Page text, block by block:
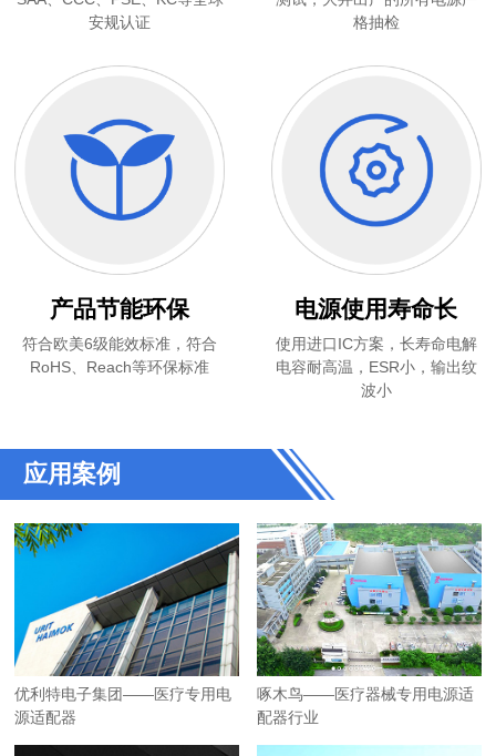
安规认证
格抽检
产品节能环保
符合欧美6级能效标准，符合
RoHS、Reach等环保标准
电源使用寿命长
使用进口IC方案，长寿命电解
电容耐高温，ESR小，输出纹
波小
应用案例
优利特电子集团——医疗专用电
源适配器
啄木鸟——医疗器械专用电源适
配器行业